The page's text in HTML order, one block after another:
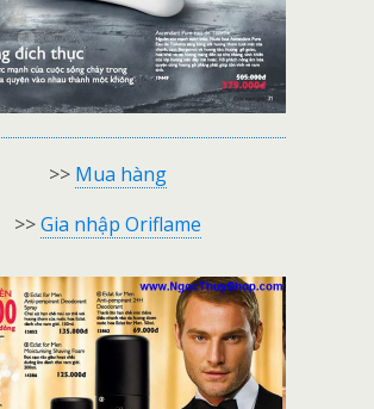
>> Mua hàng
>>Gia nhập Oriflame